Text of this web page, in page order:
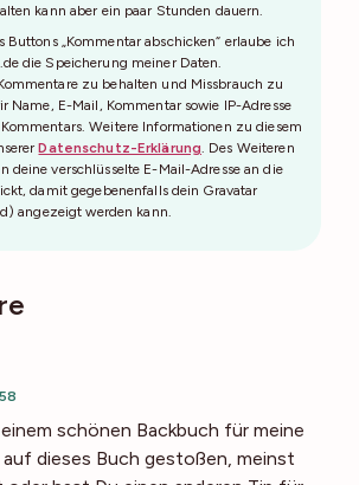
kann aber ein paar Stunden dauern.
Buttons „Kommentar abschicken“ erlaube ich
die Speicherung meiner Daten.
zu behalten und Missbrauch zu
Name, E-Mail, Kommentar sowie IP-Adresse
Weitere Informationen zu diesem
Datenschutz-Erklärung . Des Weiteren
deine verschlüsselte E-Mail-Adresse an die
damit gegebenenfalls dein Gravatar
angezeigt werden kann.
schönen Backbuch für meine
auf dieses Buch gestoßen, meinst